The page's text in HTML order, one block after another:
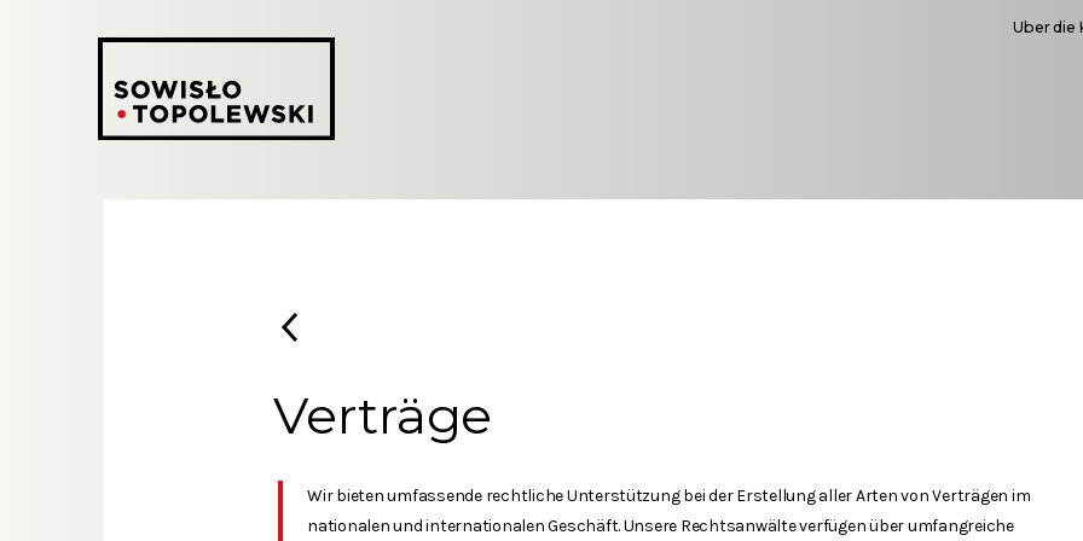
Uber die
Verträge
Wir bieten umfassende rechtliche Unterstützung bei der Erstellung aller Arten von Verträgen im
nationalen und internationalen Geschäft. Unsere Rechtsanwälte verfügen über umfangreiche